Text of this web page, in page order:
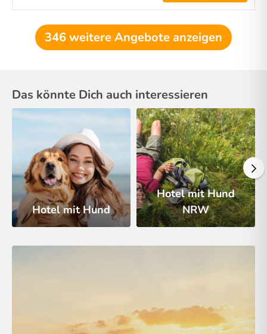
346 weitere Angebote anzeigen
Das könnte Dich auch interessieren
Hotel mit Hund
Hotel mit Hund
NRW